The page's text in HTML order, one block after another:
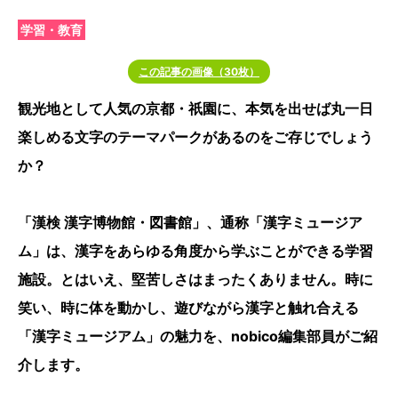
学習・教育
この記事の画像（30枚）
観光地として人気の京都・祇園に、本気を出せば丸一日
楽しめる文字のテーマパークがあるのをご存じでしょう
か？
「漢検 漢字博物館・図書館」、通称「漢字ミュージア
ム」は、漢字をあらゆる角度から学ぶことができる学習
施設。とはいえ、堅苦しさはまったくありません。時に
笑い、時に体を動かし、遊びながら漢字と触れ合える
「漢字ミュージアム」の魅力を、nobico編集部員がご紹
介します。